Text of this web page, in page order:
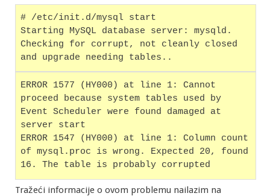
# /etc/init.d/mysql start
Starting MySQL database server: mysqld.
Checking for corrupt, not cleanly closed
and upgrade needing tables..
ERROR 1577 (HY000) at line 1: Cannot
proceed because system tables used by
Event Scheduler were found damaged at
server start
ERROR 1547 (HY000) at line 1: Column count
of mysql.proc is wrong. Expected 20, found
16. The table is probably corrupted
Tražeći informacije o ovom problemu nailazim na